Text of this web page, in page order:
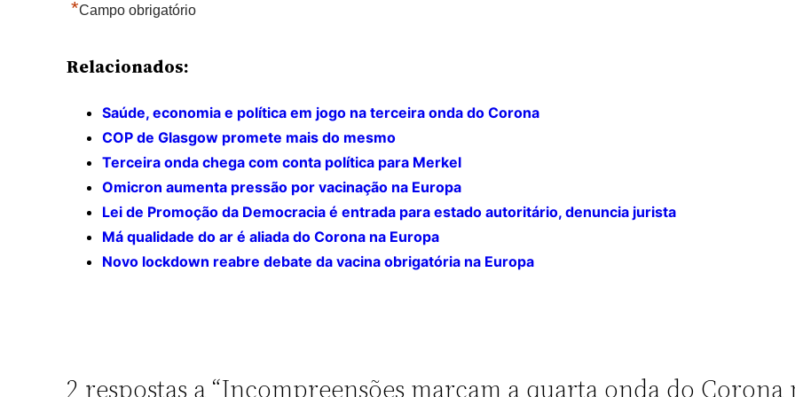
*Campo obrigatório
Relacionados:
Saúde, economia e política em jogo na terceira onda do Corona
COP de Glasgow promete mais do mesmo
Terceira onda chega com conta política para Merkel
Omicron aumenta pressão por vacinação na Europa
Lei de Promoção da Democracia é entrada para estado autoritário, denuncia jurista
Má qualidade do ar é aliada do Corona na Europa
Novo lockdown reabre debate da vacina obrigatória na Europa
2 respostas a “Incompreensões marcam a quarta onda do Corona